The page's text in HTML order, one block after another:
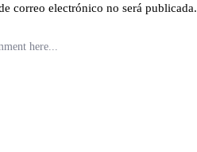
correo electrónico no será publicada.